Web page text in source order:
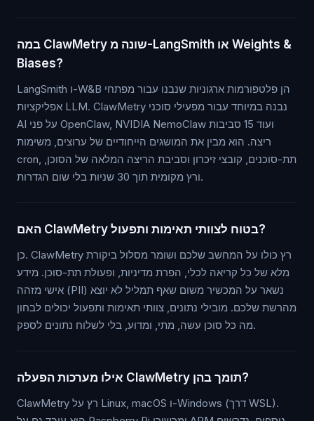
במה ClawMetry שונה מ-LangSmith או Weights &
Biases?
LangSmith ו-W&B הן פלטפורמות ארגוניות שנבנו עבור מפתחי
אפליקציות LLM. ClawMetry נבנה במיוחד עבור מפעילי סוכני
AI על פני OpenClaw, NVIDIA NemoClaw ועוד 15 סביבות
ריצה. הוא מבין את המושגים הייחודיים של ערוצים, משימות
cron, תת-סוכנים, קובצי זיכרון וסביבת הריצה המלאה של הסוכן,
ורץ מקומית תוך 30 שניות בלי שום הגדרות.
האם ClawMetry בטוח לצוותי תאימות ותפעול?
כן. ClawMetry רץ כולו על המחשב שלכם ושומר מסלול ביקורת
מלא של כל קריאה לכלי, הפרת מדיניות, ופעולת תת-סוכן. מידע
אישי מזהה (PII) נשאר על המכשיר משום שאף תמליל לא יוצא
מהרשת שלכם. מובילי נתונים, צוותי תאימות ותפעול יכולים לבחון
מה כל סוכן עשה, מתי, ומדוע, בלי לשלוח נתונים לספק.
אילו מערכות הפעלה ClawMetry תומך בהן?
ClawMetry רץ על Linux, macOS ו-Windows (דרך WSL).